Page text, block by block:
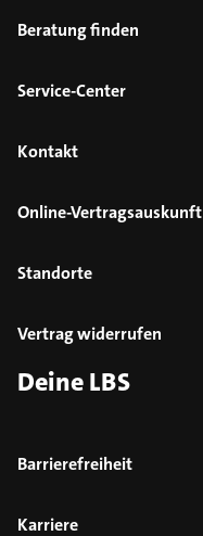
Beratung finden
Service-Center
Kontakt
Online-Vertragsauskunft
Standorte
Vertrag widerrufen
Deine LBS
Barrierefreiheit
Karriere